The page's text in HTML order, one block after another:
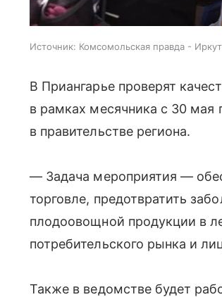
Источник: Комсомольская правда -
В Приангарье проверят
в рамках месячника с 30
в правительстве региона.
— Задача мероприятия —
торговле, предотвратить
плодоовощной продукции в
потребительского рынка и
Также в ведомстве будет